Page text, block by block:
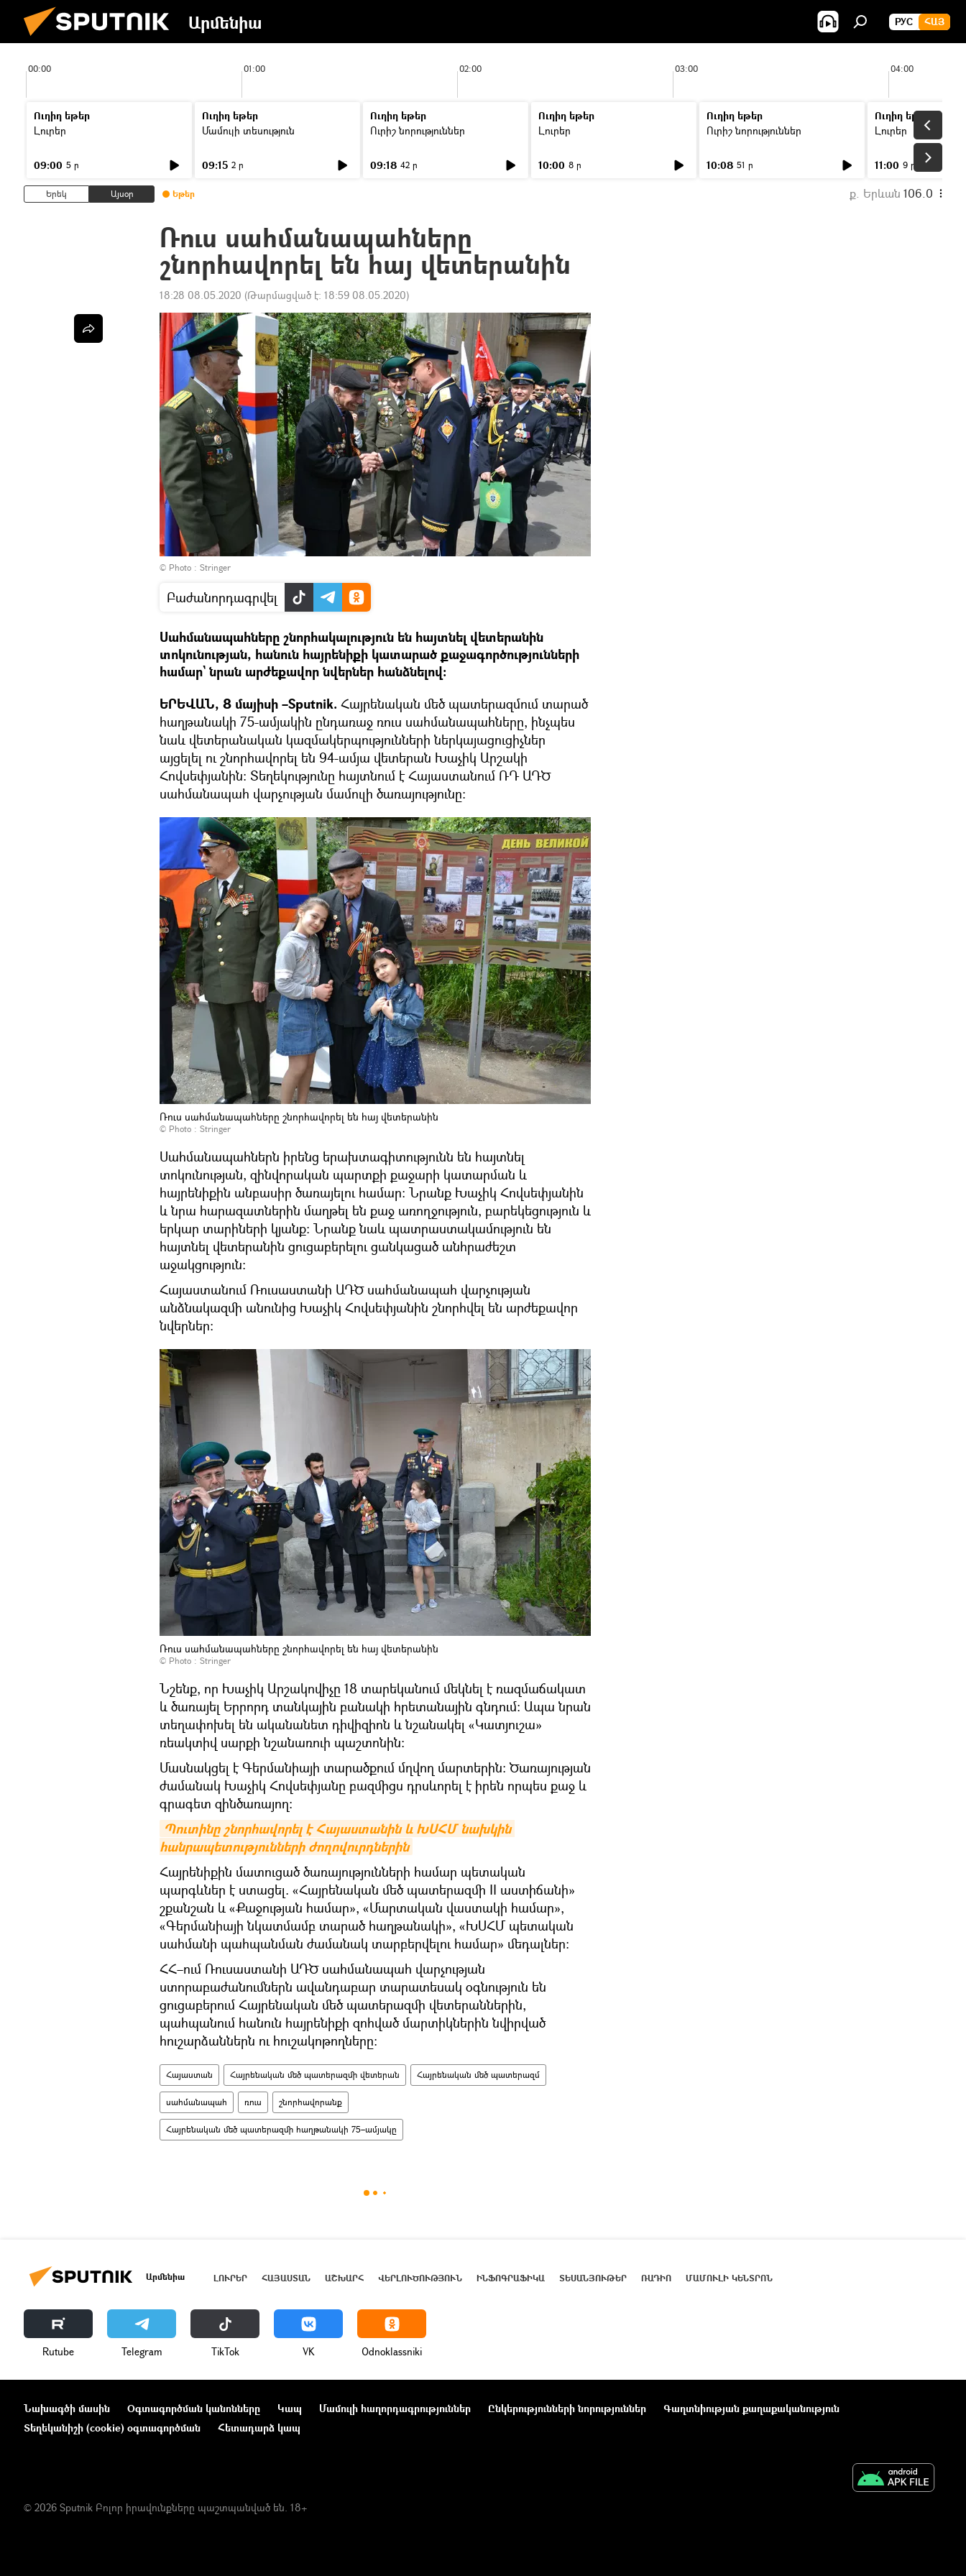
Արմենիա РУС ՀԱՅ
00:00 01:00 02:00 03:00 04:00
Ուղիղ եթեր
Լուրեր
09:00 5 ր
Ուղիղ եթեր
Մամուլի տեսություն
09:15 2 ր
Ուղիղ եթեր
Ուրիշ նորություններ
09:18 42 ր
Ուղիղ եթեր
Լուրեր
10:00 8 ր
Ուղիղ եթեր
Ուրիշ նորություններ
10:08 51 ր
Ուղիղ եթեր
Լուրեր
11:00 9 ր
Երեկ Այսօր Եթեր ք. Երևան 106.0
Ռուս սահմանապահները
շնորհավորել են հայ վետերանին
18:28 08.05.2020 (Թարմացված է: 18:59 08.05.2020)
© Photo : Stringer
Բաժանորդագրվել
Սահմանապահները շնորհակալություն են հայտնել վետերանին
տոկունության, հանուն հայրենիքի կատարած քաջագործությունների
համար` նրան արժեքավոր նվերներ հանձնելով։
ԵՐԵՎԱՆ, 8 մայիսի –Sputnik. Հայրենական մեծ պատերազմում տարած
հաղթանակի 75-ամյակին ընդառաջ ռուս սահմանապահները, ինչպես
նաև վետերանական կազմակերպությունների ներկայացուցիչներ
այցելել ու շնորհավորել են 94-ամյա վետերան Խաչիկ Արշակի
Հովսեփյանին։ Տեղեկությունը հայտնում է Հայաստանում ՌԴ ԱԴԾ
սահմանապահ վարչության մամուլի ծառայությունը։
Ռուս սահմանապահները շնորհավորել են հայ վետերանին
© Photo : Stringer
Սահմանապահներն իրենց երախտագիտությունն են հայտնել
տոկունության, զինվորական պարտքի քաջարի կատարման և
հայրենիքին անբասիր ծառայելու համար։ Նրանք Խաչիկ Հովսեփյանին
և նրա հարազատներին մաղթել են քաջ առողջություն, բարեկեցություն և
երկար տարիների կյանք։ Նրանք նաև պատրաստակամություն են
հայտնել վետերանին ցուցաբերելու ցանկացած անհրաժեշտ
աջակցություն։
Հայաստանում Ռուսաստանի ԱԴԾ սահմանապահ վարչության
անձնակազմի անունից Խաչիկ Հովսեփյանին շնորհվել են արժեքավոր
նվերներ։
Ռուս սահմանապահները շնորհավորել են հայ վետերանին
© Photo : Stringer
Նշենք, որ Խաչիկ Արշակովիչը 18 տարեկանում մեկնել է ռազմաճակատ
և ծառայել Երրորդ տանկային բանակի հրետանային գնդում։ Ապա նրան
տեղափոխել են ականանետ դիվիզիոն և նշանակել «Կատյուշա»
ռեակտիվ սարքի նշանառուի պաշտոնին։
Մասնակցել է Գերմանիայի տարածքում մղվող մարտերին։ Ծառայության
ժամանակ Խաչիկ Հովսեփյանը բազմիցս դրսևորել է իրեն որպես քաջ և
գրագետ զինծառայող։
Պուտինը շնորհավորել է Հայաստանին և ԽՍՀՄ նախկին
հանրապետությունների ժողովուրդներին
Հայրենիքին մատուցած ծառայությունների համար պետական
պարգևներ է ստացել. «Հայրենական մեծ պատերազմի II աստիճանի»
շքանշան և «Քաջության համար», «Մարտական վաստակի համար»,
«Գերմանիայի նկատմամբ տարած հաղթանակի», «ԽՍՀՄ պետական
սահմանի պահպանման ժամանակ տարբերվելու համար» մեդալներ։
ՀՀ–ում Ռուսաստանի ԱԴԾ սահմանապահ վարչության
ստորաբաժանումներն ավանդաբար տարատեսակ օգնություն են
ցուցաբերում Հայրենական մեծ պատերազմի վետերաններին,
պահպանում հանուն հայրենիքի զոհված մարտիկներին նվիրված
հուշարձաններն ու հուշակոթողները։
Հայաստան Հայրենական մեծ պատերազմի վետերան Հայրենական մեծ պատերազմ
սահմանապահ ռուս շնորհավորանք
Հայրենական մեծ պատերազմի հաղթանակի 75–ամյակը
Արմենիա ԼՈՒՐԵՐ ՀԱՅԱՍՏԱՆ ԱՇԽԱՐՀ ՎԵՐԼՈՒԾՈՒԹՅՈՒՆ ԻՆՖՈԳՐԱՖԻԿԱ ՏԵՍԱՆՅՈՒԹԵՐ ՌԱԴԻՈ ՄԱՄՈՒԼԻ ԿԵՆՏՐՈՆ
Rutube Telegram ТikТоk VK Odnoklassniki
Նախագծի մասին Օգտագործման կանոնները Կապ Մամուլի հաղորդագրություններ Ընկերությունների նորություններ
Գաղտնիության քաղաքականություն
Տեղեկանիշի (cookie) օգտագործման
Հետադարձ կապ
© 2026 Sputnik Բոլոր իրավունքները պաշտպանված են. 18+